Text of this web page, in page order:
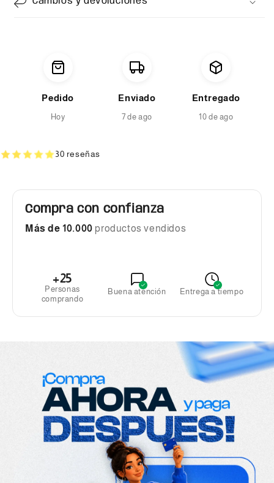
Pedido
Hoy
Enviado
7 de ago
Entregado
10 de ago
30 reseñas
Compra con confianza
Más de 10.000 productos vendidos
+25
Personas
comprando
Buena atención Entrega a tiempo